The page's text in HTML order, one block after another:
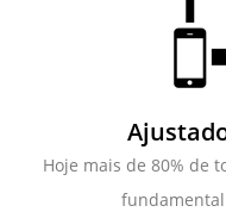
Hoje mais de 80% de